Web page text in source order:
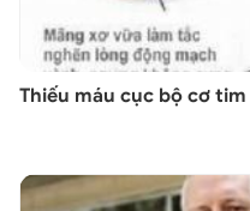
Thiếu máu cục bộ cơ